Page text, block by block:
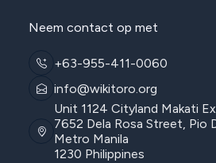
Neem contact op met
+63-955-411-0060
info@wikitoro.org
Unit 1124 Cityland Makati
7652 Dela Rosa Street, Pio
Metro Manila
1230 Philippines